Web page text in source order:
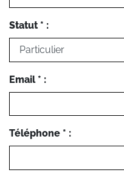
Statut * :
Email * :
Téléphone * :